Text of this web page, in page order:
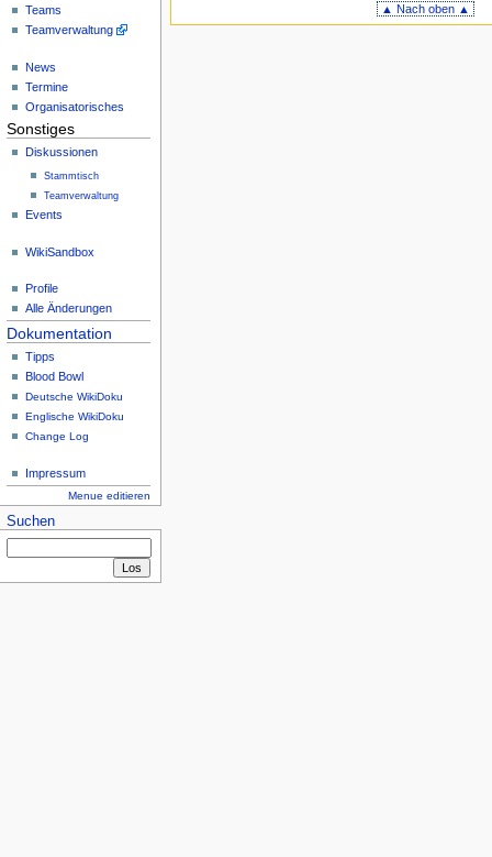
Teams
Teamverwaltung
News
Termine
Organisatorisches
Sonstiges
Diskussionen
Stammtisch
Teamverwaltung
Events
WikiSandbox
Profile
Alle Änderungen
Dokumentation
Tipps
Blood Bowl
Deutsche WikiDoku
Englische WikiDoku
Change Log
Impressum
Menue editieren
Suchen
▲ Nach oben ▲